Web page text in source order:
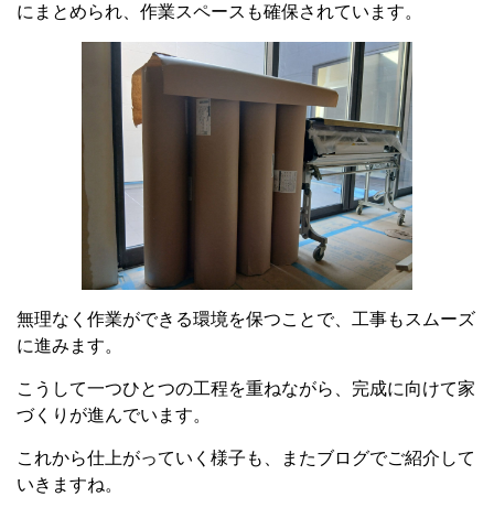
にまとめられ、作業スペースも確保されています。
無理なく作業ができる環境を保つことで、工事もスムーズ
に進みます。
こうして一つひとつの工程を重ねながら、完成に向けて家
づくりが進んでいます。
これから仕上がっていく様子も、またブログでご紹介して
いきますね。